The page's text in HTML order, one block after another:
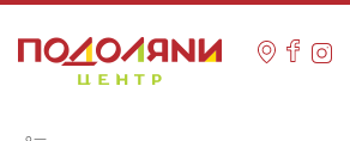
content